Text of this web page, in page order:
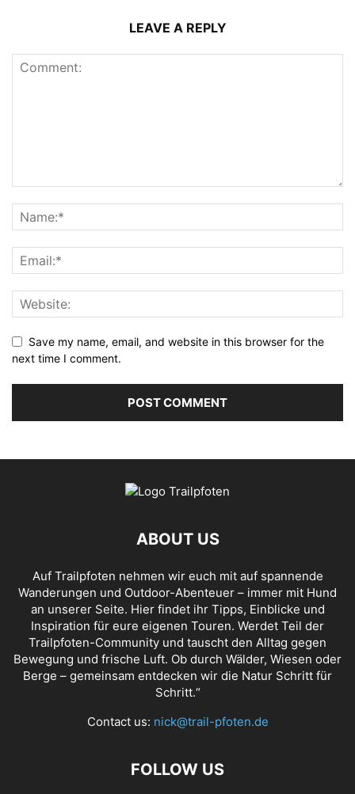
LEAVE A REPLY
Save my name, email, and website in this browser for the
next time I comment.
ABOUT US
Auf Trailpfoten nehmen wir euch mit auf spannende
Wanderungen und Outdoor-Abenteuer – immer mit Hund
an unserer Seite. Hier findet ihr Tipps, Einblicke und
Inspiration für eure eigenen Touren. Werdet Teil der
Trailpfoten-Community und tauscht den Alltag gegen
Bewegung und frische Luft. Ob durch Wälder, Wiesen oder
Berge – gemeinsam entdecken wir die Natur Schritt für
Schritt.“
Contact us: nick@trail-pfoten.de
FOLLOW US